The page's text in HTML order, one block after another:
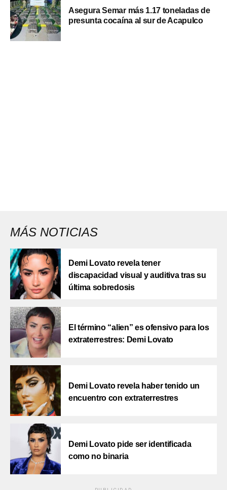
Asegura Semar más 1.17 toneladas de
presunta cocaína al sur de Acapulco
MÁS NOTICIAS
Demi Lovato revela tener
discapacidad visual y auditiva tras su
última sobredosis
El término “alien” es ofensivo para los
extraterrestres: Demi Lovato
Demi Lovato revela haber tenido un
encuentro con extraterrestres
Demi Lovato pide ser identificada
como no binaria